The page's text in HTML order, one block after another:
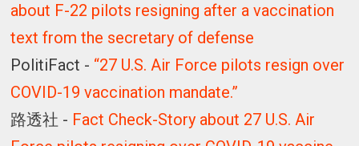
about F-22 pilots resigning after a vaccination
text from the secretary of defense
PolitiFact - “27 U.S. Air Force pilots resign over
COVID-19 vaccination mandate.”
路透社 - Fact Check-Story about 27 U.S. Air